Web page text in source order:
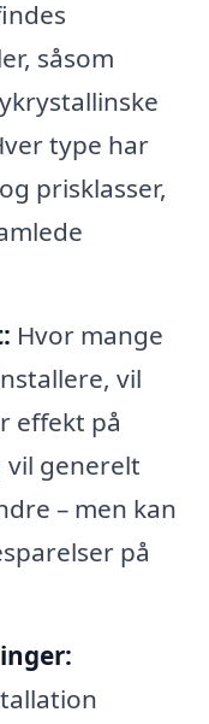
såsom
type har
prisklasser,
Hvor mange
vil
effekt på
generelt
– men kan
på